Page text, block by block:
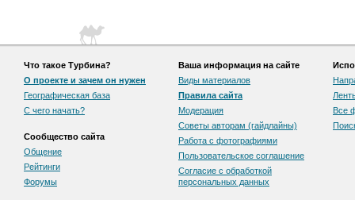
Что такое Турбина?
О проекте и зачем он нужен
Географическая база
С чего начать?
Сообщество сайта
Общение
Рейтинги
Форумы
Ваша информация на сайте
Виды материалов
Правила сайта
Модерация
Советы авторам (гайдлайны)
Работа с фотографиями
Пользовательскоe соглашение
Согласие с обработкой
персональных данных
Все